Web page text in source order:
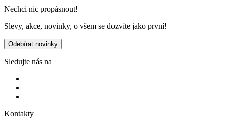
Nechci nic propásnout!
Slevy, akce, novinky, o všem se dozvíte jako první!
Odebírat novinky
Sledujte nás na
Kontakty